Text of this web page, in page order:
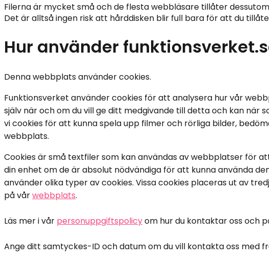
Filerna är mycket små och de flesta webbläsare tillåter
Det är alltså ingen risk att hårddisken blir full bara för att du
Hur använder
Denna webbplats använder cookies.
Funktionsverket använder cookies för att analysera hur vår
själv när och om du vill ge ditt medgivande till detta och kan när
vi cookies för att kunna spela upp filmer och rörliga bilder,
webbplats.
Cookies är små textfiler som kan användas av webbplatser för
din enhet om de är absolut nödvändiga för att kunna använda
använder olika typer av cookies. Vissa cookies placeras ut av
på vår webbplats.
Läs mer i vår personuppgiftspolicy om hur du kontaktar oss och
Ange ditt samtyckes-ID och datum om du vill kontakta oss med